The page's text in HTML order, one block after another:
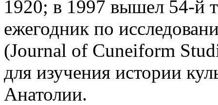
1920; в 1997 вышел 54-й
ежегодник по
(Journal of Cuneiform
для изучения истории
Анатолии.